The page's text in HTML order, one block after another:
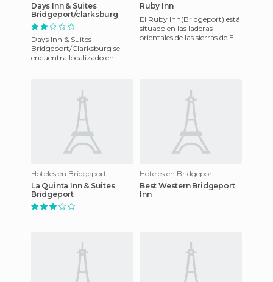
Days Inn & Suites
Bridgeport/clarksburg
Days Inn & Suites
Bridgeport/Clarksburg se
encuentra localizado en
Ruby Inn
El Ruby Inn(Bridgeport) está
situado en las laderas
orientales de las sierras de El
Hoteles en Bridgeport
La Quinta Inn & Suites
Bridgeport
Hoteles en Bridgeport
Best Western Bridgeport
Inn